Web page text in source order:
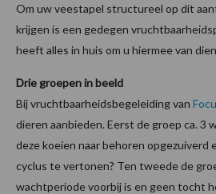
Om uw veestapel structureel op dit
krijgen is een gedegen
heeft alles in huis om u hiermee van
Drie groepen in beeld
Bij vruchtbaarheidsbegeleiding van
dieren aanbieden. Eerst de groep ca. 3
deze koeien naar behoren opgezuiverd
cyclus te vertonen? Ten tweede de
wachtperiode voorbij is en geen tocht